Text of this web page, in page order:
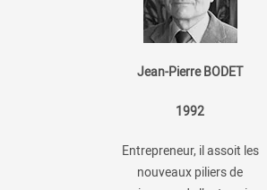
Jean-Pierre BODET
1992
Entrepreneur, il assoit les
nouveaux piliers de